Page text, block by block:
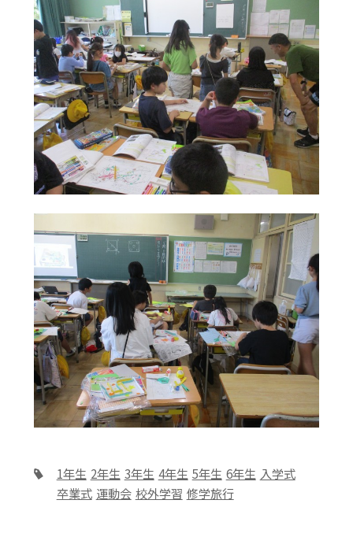
1年生 2年生 3年生 4年生 5年生 6年生 入学式
卒業式 運動会 校外学習 修学旅行